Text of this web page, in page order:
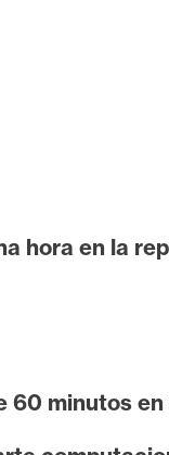
hora en la
60 minutos en